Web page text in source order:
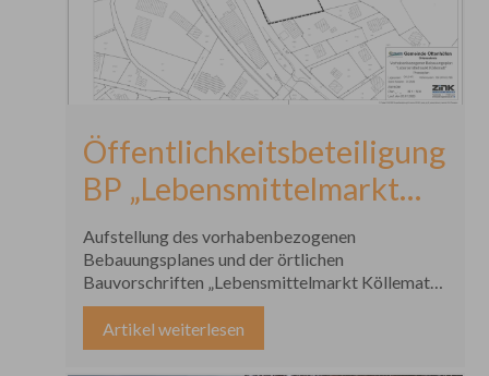
Öffentlichkeitsbeteiligung
BP „Lebensmittelmarkt
Köllematt“
Aufstellung des vorhabenbezogenen
Bebauungsplanes und der örtlichen
Bauvorschriften „Lebensmittelmarkt Köllematt“
und frühzeitige Öffentlichkeitsbeteiligung
gemäß § 3 Abs. 1 BauGB
Artikel weiterlesen